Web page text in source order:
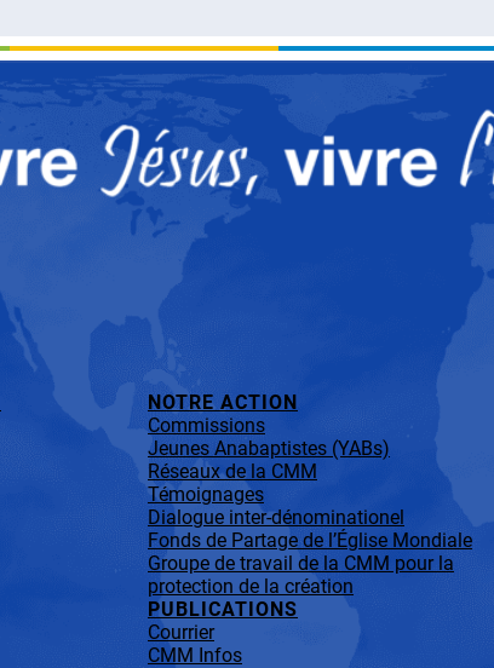
NOTRE ACTION
Commissions
Jeunes Anabaptistes (YABs)
Réseaux de la CMM
Témoignages
Dialogue inter-dénominationel
Fonds de Partage de l’Église Mondiale
Groupe de travail de la CMM pour la
protection de la création
PUBLICATIONS
Courrier
CMM Infos